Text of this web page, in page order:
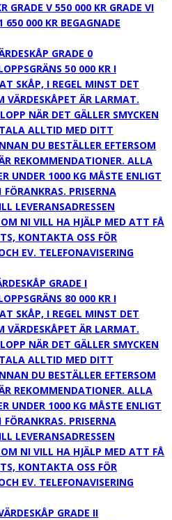
GRADE V 550 000 KR GRADE VI
650 000 KR BEGAGNADE
GRADE 0
50 000 KR I
SKÅP, I REGEL MINST DET
VÄRDESKÅPET ÄR LARMAT.
NÄR DET GÄLLER SMYCKEN
ALLTID MED DITT
DU BESTÄLLER EFTERSOM
REKOMMENDATIONER. ALLA
UNDER 1000 KG MÅSTE ENLIGT
PRISERNA
LEVERANSADRESSEN
NI VILL HA HJÄLP MED ATT FÅ
KONTAKTA OSS FÖR
EV. TELEFONAVISERING
GRADE I
80 000 KR I
SKÅP, I REGEL MINST DET
VÄRDESKÅPET ÄR LARMAT.
NÄR DET GÄLLER SMYCKEN
ALLTID MED DITT
DU BESTÄLLER EFTERSOM
REKOMMENDATIONER. ALLA
UNDER 1000 KG MÅSTE ENLIGT
PRISERNA
LEVERANSADRESSEN
NI VILL HA HJÄLP MED ATT FÅ
KONTAKTA OSS FÖR
EV. TELEFONAVISERING
GRADE II